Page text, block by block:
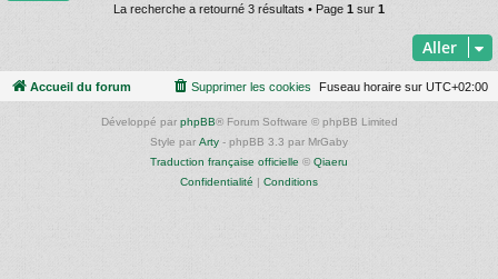
La recherche a retourné 3 résultats • Page 1 sur 1
Aller
Accueil du forum Fuseau horaire sur UTC+02:00
Supprimer les cookies
Développé par phpBB® Forum Software © phpBB Limited
Style par Arty - phpBB 3.3 par MrGaby
Traduction française officielle © Qiaeru
Confidentialité | Conditions